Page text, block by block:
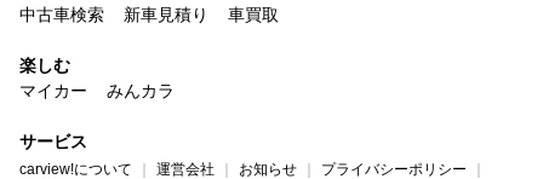
中古車検索
新車見積り 車買取
楽しむ
マイカー
みんカラ
サービス
carview!について 運営会社 お知らせ
プライバシーポリシー